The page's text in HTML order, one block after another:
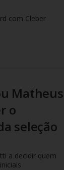
com Cleber
Matheus
o
seleção
a decidir quem